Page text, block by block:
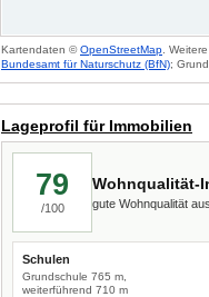
Kartendaten ©OpenStreetMap .
Bundesamt für Naturschutz (BfN);
Lageprofil für Immobilien
79
/100
Wohnqualität-
gute Wohnqualität
Schulen
Grundschule 765 m,
weiterführend 710 m